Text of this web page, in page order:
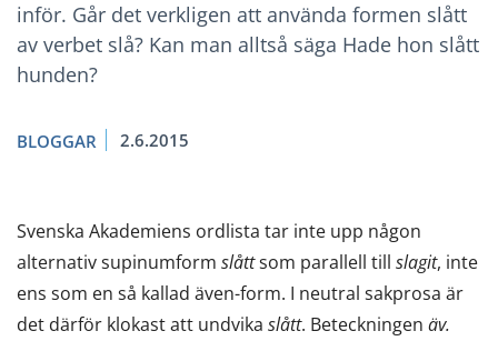
inför. Går det verkligen att använda formen slått
av verbet slå? Kan man alltså säga Hade hon slått
hunden?
BLOGGAR 2.6.2015
Svenska Akademiens ordlista tar inte upp någon
alternativ supinumform slåttsom parallell till slagit, inte
ens som en så kallad även-form. I neutral sakprosa är
det därför klokast att undvika slått. Beteckningen äv.